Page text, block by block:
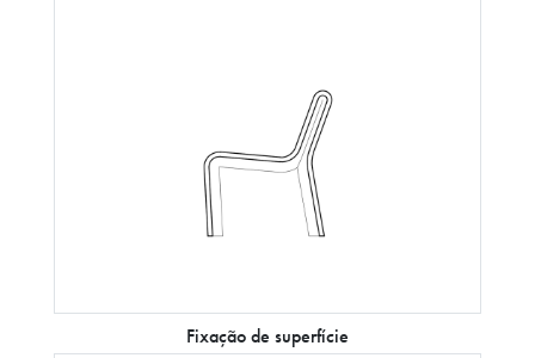
Fixação de superfície